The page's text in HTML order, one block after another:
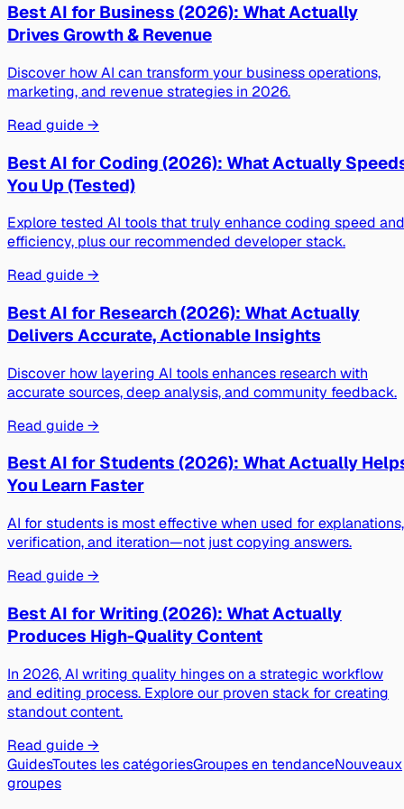
Best AI for Business (2026): What Actually
Drives Growth & Revenue
Discover how AI can transform your business operations,
marketing, and revenue strategies in 2026.
Read guide →
Best AI for Coding (2026): What Actually
You Up (Tested)
Explore tested AI tools that truly enhance coding speed and
efficiency, plus our recommended developer stack.
Read guide →
Best AI for Research (2026): What Actually
Delivers Accurate, Actionable Insights
Discover how layering AI tools enhances research with
accurate sources, deep analysis, and community feedback.
Read guide →
Best AI for Students (2026): What Actually
You Learn Faster
AI for students is most effective when used for explanations,
verification, and iteration—not just copying answers.
Read guide →
Best AI for Writing (2026): What Actually
Produces High-Quality Content
In 2026, AI writing quality hinges on a strategic workflow
and editing process. Explore our proven stack for creating
standout content.
Read guide →
GuidesToutes les catégoriesGroupes en tendanceNouveaux
groupes